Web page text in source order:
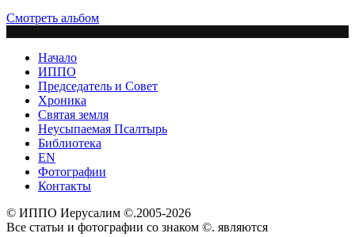
Смотреть альбом
Начало
ИППО
Председатель и Совет
Хроника
Святая земля
Неусыпаемая Псалтырь
Библиотека
EN
Фотографии
Контакты
© ИППО Иерусалим ©.2005-2026
Все статьи и фотографии со знаком ©. являются